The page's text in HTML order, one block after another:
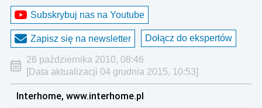
Subskrybuj nas na Youtube
Zapisz się na newsletter Dołącz do ekspertów
26 października 2010, 08:46
[Data aktualizacji 04 grudnia 2015, 10:53]
Interhome, www.interhome.pl